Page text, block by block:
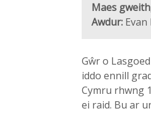
Maes
Awdur: Evan
Gŵr o
iddo ennill
Cymru rhwng
ei raid. Bu ar